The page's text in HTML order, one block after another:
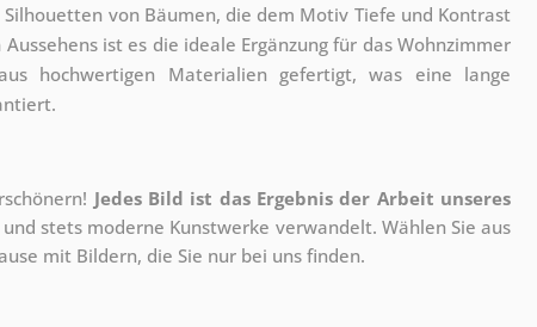
von Bäumen, die dem Motiv Tiefe und Kontrast
ist es die ideale Ergänzung für das Wohnzimmer
hochwertigen Materialien gefertigt, was eine lange
Jedes Bild ist das Ergebnis der Arbeit unseres
stets moderne Kunstwerke verwandelt. Wählen Sie aus
mit Bildern, die Sie nur bei uns finden.